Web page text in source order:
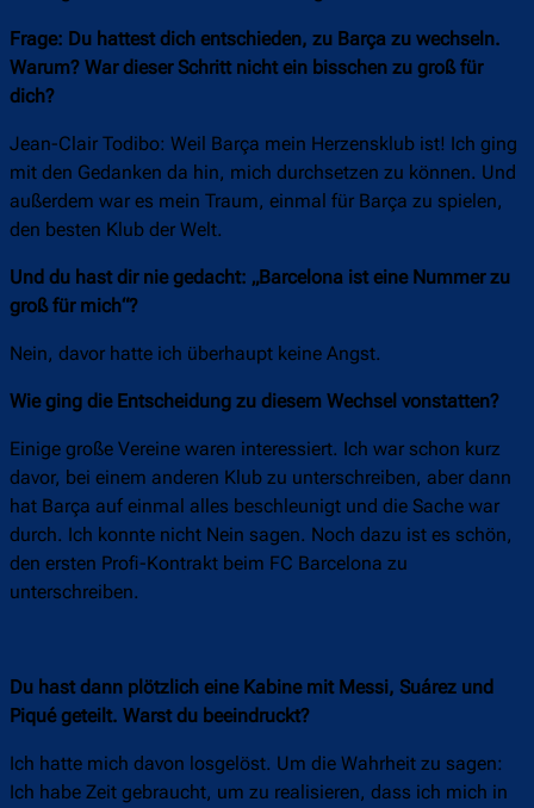
Frage: Du hattest dich entschieden, zu Barça zu wechseln.
Warum? War dieser Schritt nicht ein bisschen zu groß für
dich?
Jean-Clair Todibo: Weil Barça mein Herzensklub ist! Ich ging
mit den Gedanken da hin, mich durchsetzen zu können. Und
außerdem war es mein Traum, einmal für Barça zu spielen,
den besten Klub der Welt.
Und du hast dir nie gedacht: „Barcelona ist eine Nummer zu
groß für mich“?
Nein, davor hatte ich überhaupt keine Angst.
Wie ging die Entscheidung zu diesem Wechsel vonstatten?
Einige große Vereine waren interessiert. Ich war schon kurz
davor, bei einem anderen Klub zu unterschreiben, aber dann
hat Barça auf einmal alles beschleunigt und die Sache war
durch. Ich konnte nicht Nein sagen. Noch dazu ist es schön,
den ersten Profi-Kontrakt beim FC Barcelona zu
unterschreiben.
Du hast dann plötzlich eine Kabine mit Messi, Suárez und
Piqué geteilt. Warst du beeindruckt?
Ich hatte mich davon losgelöst. Um die Wahrheit zu sagen:
Ich habe Zeit gebraucht, um zu realisieren, dass ich mich in